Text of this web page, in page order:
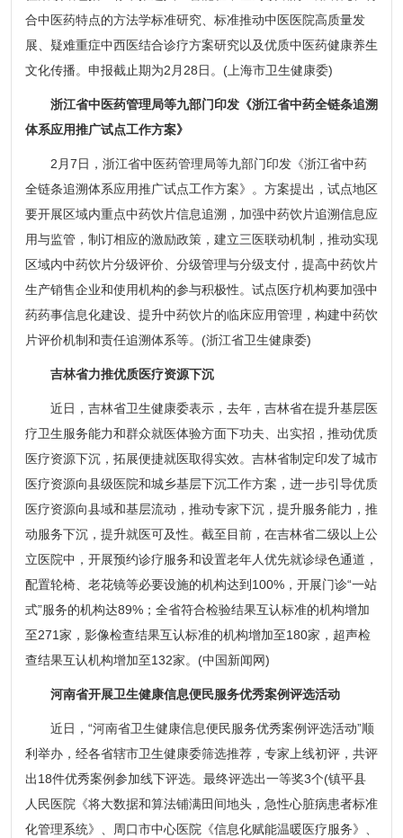
合中医药特点的方法学标准研究、标准推动中医医院高质量发
展、疑难重症中西医结合诊疗方案研究以及优质中医药健康养生
文化传播。申报截止期为2月28日。(上海市卫生健康委)
浙江省中医药管理局等九部门印发《浙江省中药全链条追溯
体系应用推广试点工作方案》
2月7日，浙江省中医药管理局等九部门印发《浙江省中药
全链条追溯体系应用推广试点工作方案》。方案提出，试点地区
要开展区域内重点中药饮片信息追溯，加强中药饮片追溯信息应
用与监管，制订相应的激励政策，建立三医联动机制，推动实现
区域内中药饮片分级评价、分级管理与分级支付，提高中药饮片
生产销售企业和使用机构的参与积极性。试点医疗机构要加强中
药药事信息化建设、提升中药饮片的临床应用管理，构建中药饮
片评价机制和责任追溯体系等。(浙江省卫生健康委)
吉林省力推优质医疗资源下沉
近日，吉林省卫生健康委表示，去年，吉林省在提升基层医
疗卫生服务能力和群众就医体验方面下功夫、出实招，推动优质
医疗资源下沉，拓展便捷就医取得实效。吉林省制定印发了城市
医疗资源向县级医院和城乡基层下沉工作方案，进一步引导优质
医疗资源向县域和基层流动，推动专家下沉，提升服务能力，推
动服务下沉，提升就医可及性。截至目前，在吉林省二级以上公
立医院中，开展预约诊疗服务和设置老年人优先就诊绿色通道，
配置轮椅、老花镜等必要设施的机构达到100%，开展门诊“一站
式”服务的机构达89%；全省符合检验结果互认标准的机构增加
至271家，影像检查结果互认标准的机构增加至180家，超声检
查结果互认机构增加至132家。(中国新闻网)
河南省开展卫生健康信息便民服务优秀案例评选活动
近日，“河南省卫生健康信息便民服务优秀案例评选活动”顺
利举办，经各省辖市卫生健康委筛选推荐，专家上线初评，共评
出18件优秀案例参加线下评选。最终评选出一等奖3个(镇平县
人民医院《将大数据和算法铺满田间地头，急性心脏病患者标准
化管理系统》、周口市中心医院《信息化赋能温暖医疗服务》、